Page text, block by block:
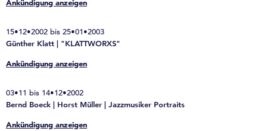
Ankündigung anzeigen
15•12•2002 bis 25•01•2003
Günther Klatt | "KLATTWORXS"
Ankündigung anzeigen
03•11 bis 14•12•2002
Bernd Boeck | Horst Müller | Jazzmusiker Portraits
Ankündigung anzeigen